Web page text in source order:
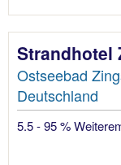
Strandhotel
Ostseebad
Deutschland
5.5 - 95 %